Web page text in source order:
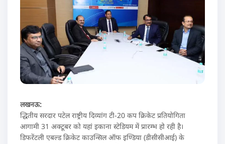
लखनऊ:
द्धितीय सरदार पटेल राष्ट्रीय दिव्यांग टी-20 कप क्रिकेट प्रतियोगिता
आगामी 31 अक्टूबर को यहां इकाना स्टेडियम में प्रारम्भ हो रही है।
डिफरेंटली एबल्ड क्रिकेट काउन्सिल ऑफ इण्डिया (डीसीसीआई) के